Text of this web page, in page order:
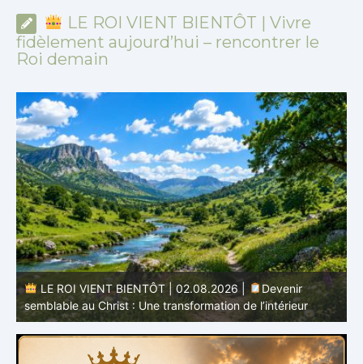
LE ROI VIENT BIENTÔT | Vivre
fidèlement aujourd’hui – rencontrer le
Roi demain
LE ROI VIENT BIENTÔT | 02.08.2026 |
Devenir
semblable au Christ : Une transformation de l’intérieur